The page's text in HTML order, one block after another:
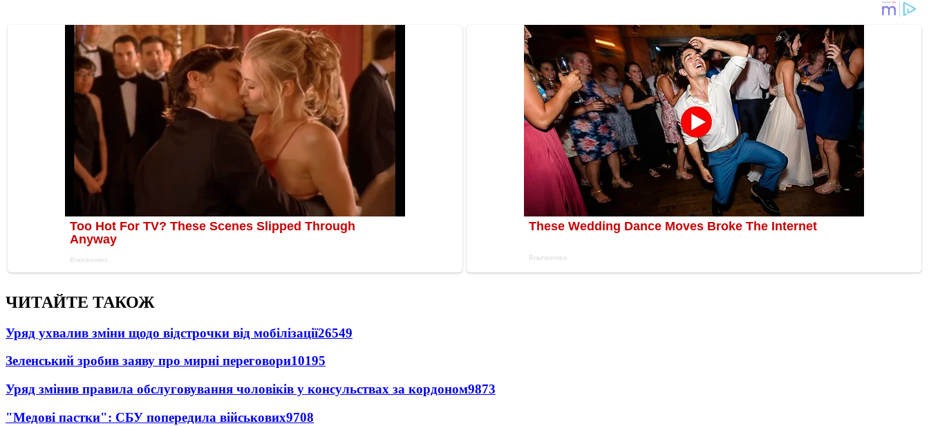
ЧИТАЙТЕ ТАКОЖ
Уряд ухвалив зміни щодо відстрочки від мобілізації26549
Зеленський зробив заяву про мирні переговори10195
Уряд змінив правила обслуговування чоловіків у консульствах за кордоном9873
"Медові пастки": СБУ попередила військових9708